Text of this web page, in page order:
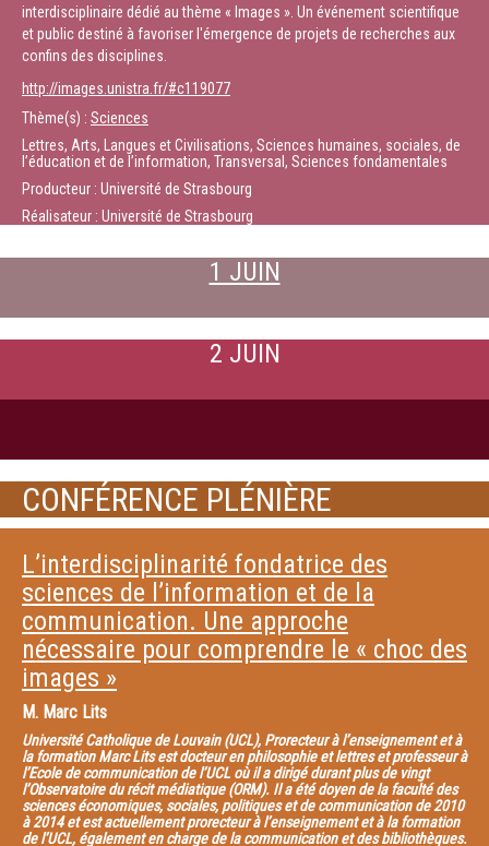
interdisciplinaire dédié au thème « Images ». Un événement scientifique
et public destiné à favoriser l'émergence de projets de recherches aux
confins des disciplines.
http://images.unistra.fr/#c119077
Thème(s) : Sciences
Lettres, Arts, Langues et Civilisations, Sciences humaines, sociales, de
l’éducation et de l’information, Transversal, Sciences fondamentales
Producteur : Université de Strasbourg
Réalisateur : Université de Strasbourg
1 JUIN
2 JUIN
CONFÉRENCE PLÉNIÈRE
L’interdisciplinarité fondatrice des
sciences de l’information et de la
communication. Une approche
nécessaire pour comprendre le « choc des
images »
M. Marc Lits
Université Catholique de Louvain (UCL), Prorecteur à l’enseignement et à
la formation Marc Lits est docteur en philosophie et lettres et professeur à
l’Ecole de communication de l’UCL où il a dirigé durant plus de vingt
l’Observatoire du récit médiatique (ORM). Il a été doyen de la faculté des
sciences économiques, sociales, politiques et de communication de 2010
à 2014 et est actuellement prorecteur à l’enseignement et à la formation
de l’UCL, également en charge de la communication et des bibliothèques.